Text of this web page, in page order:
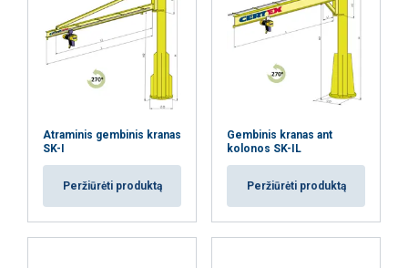
Atraminis gembinis kranas
SK-I
Peržiūrėti produktą
Gembinis kranas ant
kolonos SK-IL
Peržiūrėti produktą
PARODYTI DETALIAU